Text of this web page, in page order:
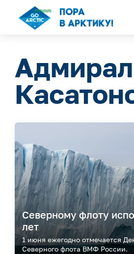
Адмирал
Северному флоту
лет
1 июня ежегодно отмечается
Северного флота ВМФ России.